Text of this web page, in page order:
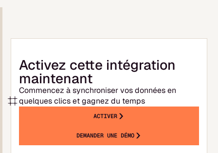
opérationnels dans Okimia.
Activez cette intégration
maintenant
Commencez à synchroniser vos données en
quelques clics et gagnez du temps
ACTIVER
DEMANDER UNE DÉMO